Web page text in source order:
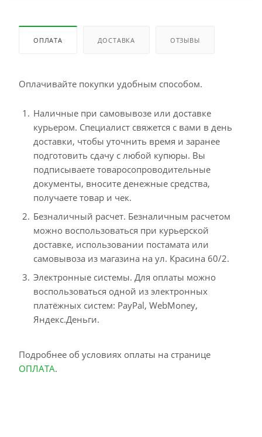
ОПЛАТА ДОСТАВКА ОТЗЫВЫ
Оплачивайте покупки удобным способом.
Наличные при самовывозе или доставке
курьером. Специалист свяжется с вами в день
доставки, чтобы уточнить время и заранее
подготовить сдачу с любой купюры. Вы
подписываете товаросопроводительные
документы, вносите денежные средства,
получаете товар и чек.
Безналичный расчет. Безналичным расчетом
можно воспользоваться при курьерской
доставке, использовании постамата или
самовывоза из магазина на ул. Красина 60/2.
Электронные системы. Для оплаты можно
воспользоваться одной из электронных
платёжных систем: PayPal, WebMoney,
Яндекс.Деньги.
Подробнее об условиях оплаты на странице
ОПЛАТА.